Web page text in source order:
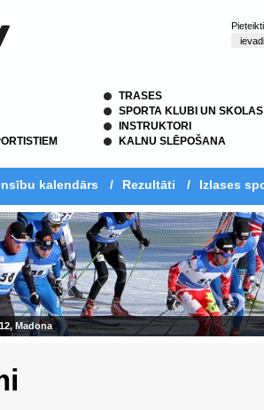
TRASES
SPORTA KLUBI UN SKOLAS
INSTRUKTORI
KALNU SLĒPOŠANA
kalendārs / Rezultāti / Izlases
Madona